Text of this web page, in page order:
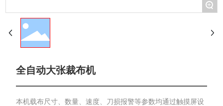
+
全自动大张裁布机
本机载布尺寸、数量、速度、刀损报警等参数均通过触摸屏设